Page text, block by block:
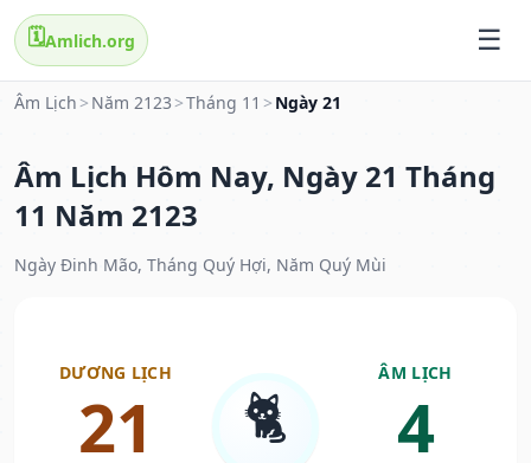
🗓️Amlich.org
Âm Lịch > Năm 2123 >Tháng 11 > Ngày 21
Âm Lịch Hôm Nay, Ngày 21 Tháng
11 Năm 2123
Ngày Đinh Mão, Tháng Quý Hợi, Năm Quý Mùi
DƯƠNG LỊCH
21 🐈
ÂM LỊCH
4